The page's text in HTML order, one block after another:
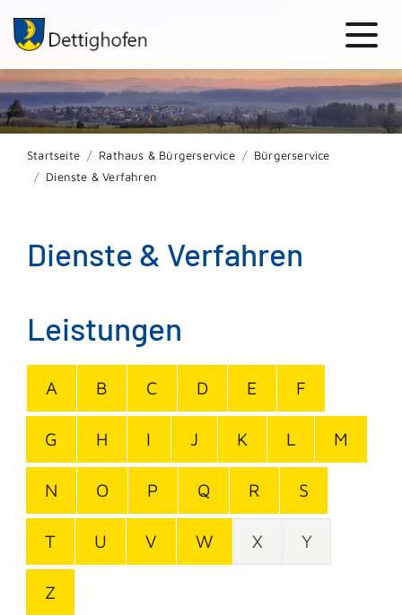
Startseite Rathaus & Bürgerservice
Bürgerservice
Dienste & Verfahren
Dienste & Verfahren
Leistungen
A B C D E F
G H I J K L M
N O P Q R S
T U V W X Y
Z